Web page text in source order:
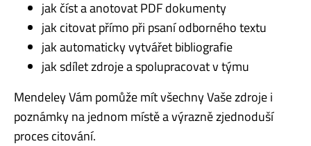
jak číst a anotovat PDF dokumenty
jak citovat přímo při psaní odborného textu
jak automaticky vytvářet bibliografie
jak sdílet zdroje a spolupracovat v týmu
Mendeley Vám pomůže mít všechny Vaše zdroje i
poznámky na jednom místě a výrazně zjednoduší
proces citování.